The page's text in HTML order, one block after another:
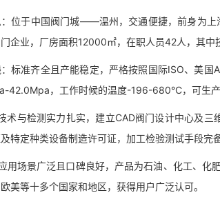
于中国阀门城——温州，交通便捷，前身为上
企业，厂房面积12000㎡，在职人员42人，其中
准齐全且产能稳定，严格按照国际ISO、美国
42.0Mpa，工作时候的温度-196-680°C，可生
与检测实力扎实，建立CAD阀门设计中心及三
特定种类设备制造许可证，加工检验测试手段完
场景广泛且口碑良好，产品为石油、化工、化
美等十多个国家和地区，获得用户广泛认可。